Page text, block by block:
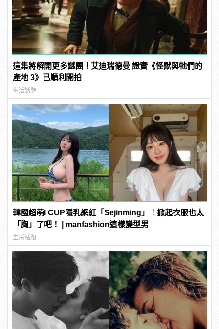
這集將解開更多謎團！艾迪瑞德曼 證實《怪獸與牠們的
產地 3》已順利開拍
生活話題
韓國超萌I CUP隱乳網紅「Sejinming」！掀起衣服也太
「胸」了吧！ | manfashion這樣變型男
生活話題